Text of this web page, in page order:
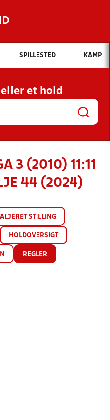
Hvad vil du søge efter?
OG NYHEDER
KLUBBER OG
SPILLESTED KAMP
et hold
3 (2010) 11:11
44 (2024)
STILLING
HOLDOVERSIGT
REGLER